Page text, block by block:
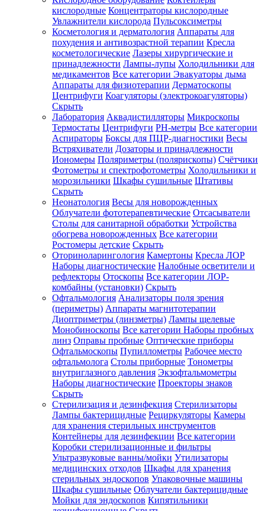
Зарегистрироваться
Зачем
регистрироваться?
Все
покупки
одном
месте
Личный
менеджер
Отслеживание
статуса
заказа
кислородные Концентраторы кислородные
Увлажнители кислорода Пульсоксиметры
Косметология и дерматология Аппараты для
похудения и антивозрастной терапии Кресла
косметологические Лазеры хирургические и
принадлежности Лампы-лупы Холодильники для
медикаментов Все категории Эвакуаторы дыма
Аппараты для физиотерапии Дерматоскопы
Центрифуги Коагуляторы (электрокоагуляторы)
Скрыть
Лаборатория Аквадистилляторы Микроскопы
Термостаты Центрифуги PH-метры Все категории
Аспираторы Боксы для ПЦР-диагностики Весы
Встряхиватели Дозаторы и принадлежности
Иономеры Поляриметры (полярископы) Счётчики
Фотометры и спектрофотометры Холодильники и
морозильники Шкафы сушильные Штативы
Скрыть
Неонатология Весы для новорожденных
Облучатели фототерапевтические Отсасыватели
Столы для санитарной обработки Устройства
обогрева новорожденных Все категории
Ростомеры детские Скрыть
Оториноларингология Камертоны Кресла ЛОР
Наборы диагностические Налобные осветители и
рефлекторы Отоскопы Все категории ЛОР-
комбайны (установки) Скрыть
Офтальмология Анализаторы поля зрения
(периметры) Аппараты магнитотерапии
Диоптриметры (линзметры) Лампы щелевые
Монобиноскопы Все категории Наборы пробных
линз Оправы пробные Оптические приборы
Офтальмоскопы Пупиллометры Рабочее место
офтальмолога Столы приборные Тонометры
внутриглазного давления Экзофтальмометры
Наборы диагностические Проекторы знаков
Скрыть
Стерилизация и дезинфекция Стерилизаторы
Лампы бактерицидные Рециркуляторы Камеры
для хранения стерильных инструментов
Контейнеры для дезинфекции Все категории
Коробки стерилизационные и фильтры
Ультразвуковые ванны/мойки Утилизаторы
медицинских отходов Шкафы для хранения
стерильных эндоскопов Упаковочные машины
Шкафы сушильные Облучатели бактерицидные
Мойки для эндоскопов Кипятильники